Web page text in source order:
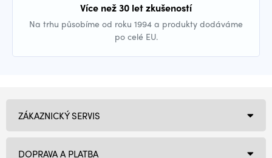
Více než 30 let zkušeností
Na trhu působíme od roku 1994 a produkty dodáváme
po celé EU.
ZÁKAZNICKÝ SERVIS
DOPRAVA A PLATBA